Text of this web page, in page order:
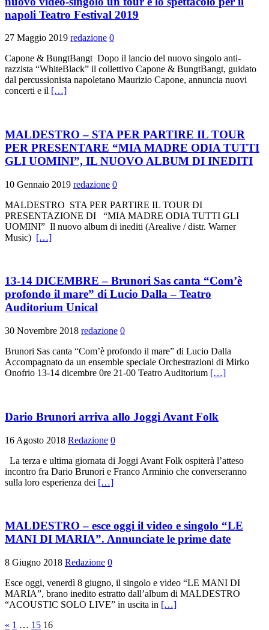
napoli Teatro Festival 2019
27 Maggio 2019 redazione 0
Capone & BungtBangt Dopo il lancio del nuovo singolo anti-
razzista “WhiteBlack” il collettivo Capone & BungtBangt, guidato
dal percussionista napoletano Maurizio Capone, annuncia nuovi
concerti e il […]
MALDESTRO – STA PER PARTIRE IL TOUR
PER PRESENTARE “MIA MADRE ODIA TUTTI
GLI UOMINI”, IL NUOVO ALBUM DI INEDITI
10 Gennaio 2019 redazione 0
MALDESTRO STA PER PARTIRE IL TOUR DI
PRESENTAZIONE DI “MIA MADRE ODIA TUTTI GLI
UOMINI” Il nuovo album di inediti (Arealive / distr. Warner
Music) […]
13-14 DICEMBRE – Brunori Sas canta “Com’è
profondo il mare” di Lucio Dalla – Teatro
Auditorium Unical
30 Novembre 2018 redazione 0
Brunori Sas canta “Com’è profondo il mare” di Lucio Dalla
Accompagnato da un ensemble speciale Orchestrazioni di Mirko
Onofrio 13-14 dicembre 0re 21-00 Teatro Auditorium […]
Dario Brunori arriva allo Joggi Avant Folk
16 Agosto 2018 Redazione 0
La terza e ultima giornata di Joggi Avant Folk ospiterà l’atteso
incontro fra Dario Brunori e Franco Arminio che converseranno
sulla loro esperienza dei […]
MALDESTRO – esce oggi il video e singolo “LE
MANI DI MARIA”. Annunciate le prime date
8 Giugno 2018 Redazione 0
Esce oggi, venerdì 8 giugno, il singolo e video “LE MANI DI
MARIA”, brano inedito estratto dall’album di MALDESTRO
“ACOUSTIC SOLO LIVE” in uscita in […]
« 1 … 15 16